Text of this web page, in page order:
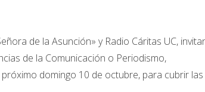
de la Asunción» y Radio Cáritas UC,
de la Comunicación o Periodismo,
domingo 10 de octubre, para cubrir las